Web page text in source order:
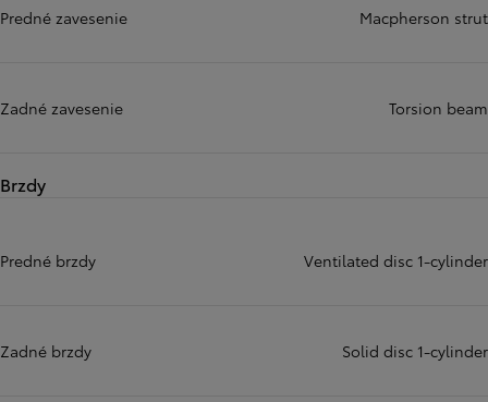
Predné zavesenie Macpherson strut
Zadné zavesenie Torsion beam
Brzdy
Predné brzdy Ventilated disc 1-cylinder
Zadné brzdy Solid disc 1-cylinder